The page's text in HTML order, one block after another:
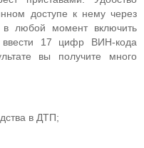
доступе к нему через
любой момент включить
ввести 17 цифр ВИН-кода
вы получите много
в ДТП;